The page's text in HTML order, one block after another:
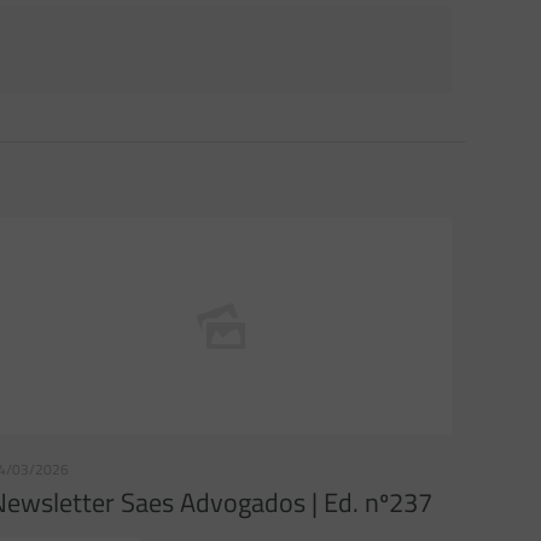
03/2026
Saes Advogados | Ed. nº237